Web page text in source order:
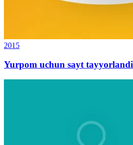
2015
Yurpom uchun sayt tayyorlandi